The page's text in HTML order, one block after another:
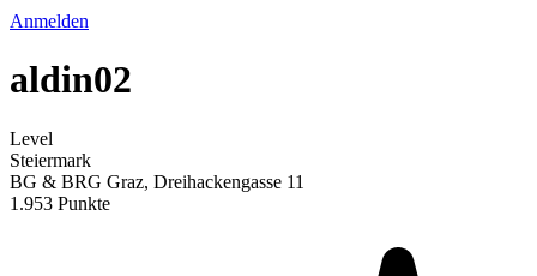
Anmelden
aldin02
Level
Steiermark
BG & BRG Graz, Dreihackengasse 11
1.953 Punkte